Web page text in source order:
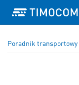
Poradnik transportowy